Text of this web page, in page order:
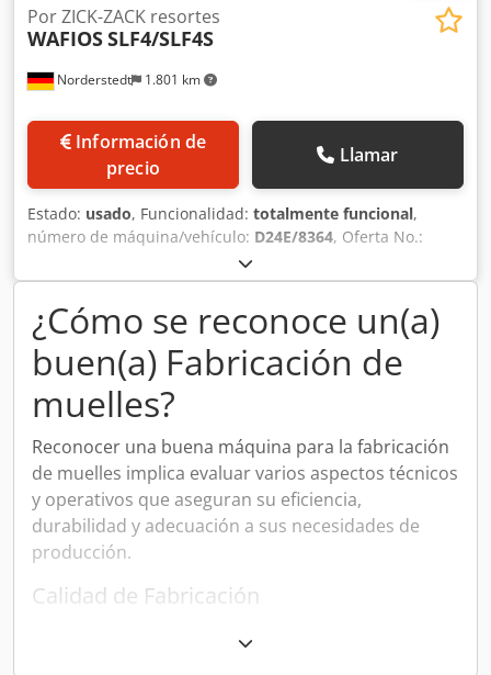
Norderstedt 1.801 km
Por ZICK-ZACK resortes
WAFIOSSLF4/SLF4S
Información de
precio
Llamar
Estado: usado, Funcionalidad: totalmente funcional,
número de máquina/vehículo: D24E/8364, Oferta No.:
D24E/8364 Tipo de maquina: por ZICK-ZACK resortes
Marca: WAFIOS Tipo: SLF4/SLF4S Ano: Dwsdpfx Ajwi Ub
Ieivsa diámetro del alambre: 2,4-4 mm diá. de resorte: 42-
55 mm rendemiento - piezas/min: ca. 32 m Sitio: Europa
¿Cómo se reconoce un(a)
buen(a) Fabricación de
muelles?
Reconocer una buena máquina para la fabricación
de muelles implica evaluar varios aspectos técnicos
y operativos que aseguran su eficiencia,
durabilidad y adecuación a sus necesidades de
producción.
Calidad de Fabricación